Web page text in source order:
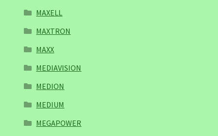
MAXELL
MAXTRON
MAXX
MEDIAVISION
MEDION
MEDIUM
MEGAPOWER